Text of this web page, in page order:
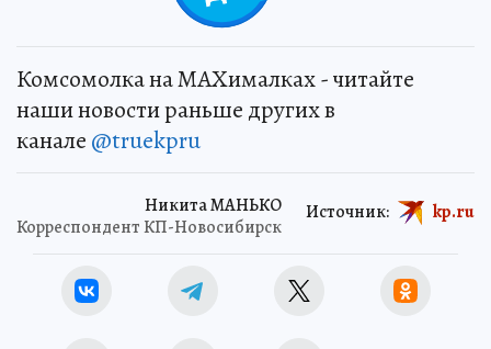
Комсомолка на MAXималках - читайте
наши новости раньше других в
канале @truekpru
Никита МАНЬКО
Корреспондент КП-Новосибирск
Источник: kp.ru